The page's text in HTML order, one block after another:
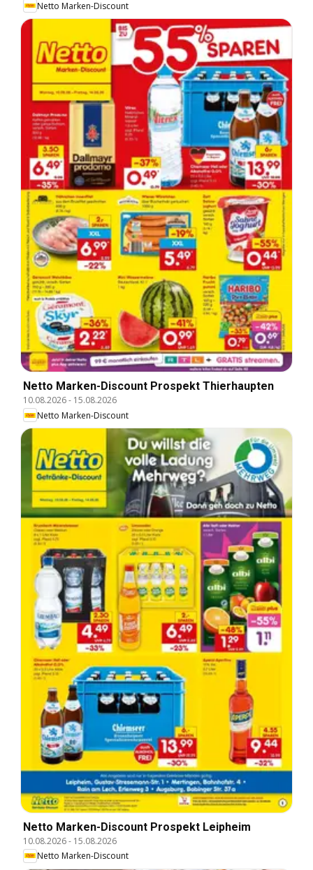
Netto Marken-Discount
Netto Marken-Discount Prospekt Thierhaupten
10.08.2026- 15.08.2026
Netto Marken-Discount
Netto Marken-Discount Prospekt Leipheim
10.08.2026- 15.08.2026
Netto Marken-Discount